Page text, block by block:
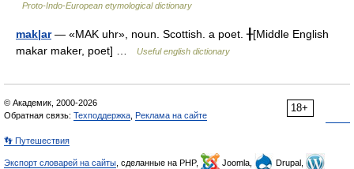
Proto-Indo-European etymological dictionary
mak|ar— «MAK uhr», noun. Scottish. a poet. ╂[Middle English
makar maker, poet] …
Useful english dictionary
18+
© Академик, 2000-2026
Обратная связь: Техподдержка Реклама на сайте
👣 Путешествия
Экспорт словарей на сайты , сделанные на PHP, Joomla,
Drupal,